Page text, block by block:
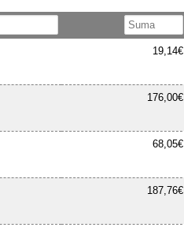
19,14€
176,00€
68,05€
187,76€